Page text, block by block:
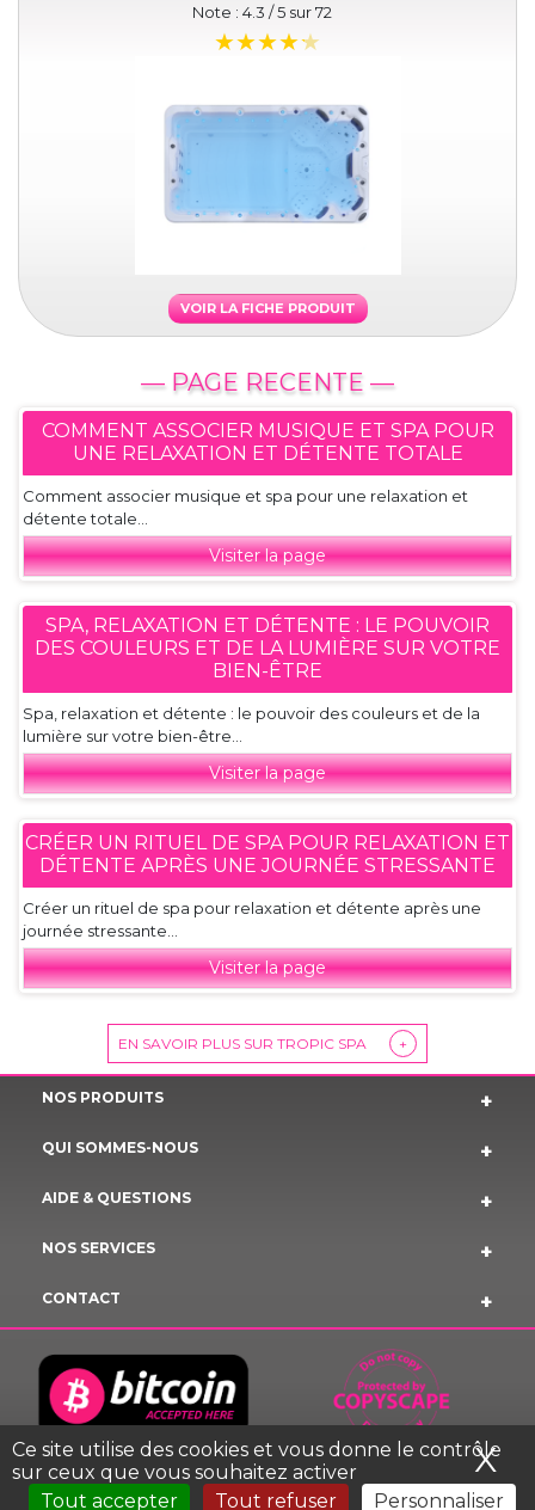
Ce site utilise des cookies et vous donne le contrôle
sur ceux que vous souhaitez activer
Tout accepter
Tout refuser Personnaliser
X
Note : 4.3 / 5 sur72
VOIR LA FICHE PRODUIT
— PAGE RECENTE —
COMMENT ASSOCIER MUSIQUE ET SPA POUR
UNE RELAXATION ET DÉTENTE TOTALE
Comment associer musique et spa pour une relaxation et
détente totale...
Visiter la page
SPA, RELAXATION ET DÉTENTE : LE POUVOIR
DES COULEURS ET DE LA LUMIÈRE SUR VOTRE
BIEN-ÊTRE
Spa, relaxation et détente : le pouvoir des couleurs et de la
lumière sur votre bien-être...
Visiter la page
CRÉER UN RITUEL DE SPA POUR RELAXATION ET
DÉTENTE APRÈS UNE JOURNÉE STRESSANTE
Créer un rituel de spa pour relaxation et détente après une
journée stressante...
Visiter la page
EN SAVOIR PLUS SUR TROPIC SPA +
NOS PRODUITS
QUI SOMMES-NOUS
AIDE & QUESTIONS
NOS SERVICES
CONTACT